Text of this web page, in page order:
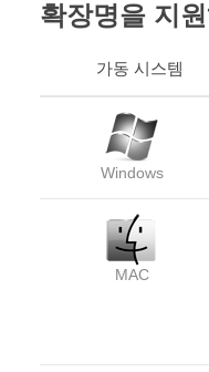
확장명을 지
가동 시스템
Windows
MAC